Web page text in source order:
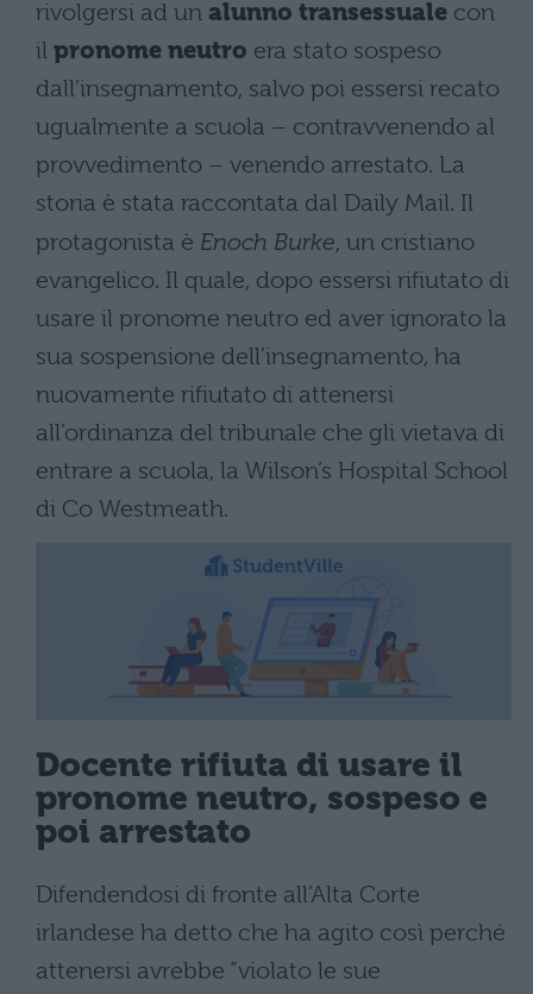
rivolgersi ad un alunno transessuale con
il pronome neutro era stato sospeso
dall’insegnamento, salvo poi essersi recato
ugualmente a scuola – contravvenendo al
provvedimento – venendo arrestato. La
storia è stata raccontata dal Daily Mail. Il
protagonista è Enoch Burke, un cristiano
evangelico. Il quale, dopo essersi rifiutato di
usare il pronome neutro ed aver ignorato la
sua sospensione dell’insegnamento, ha
nuovamente rifiutato di attenersi
all’ordinanza del tribunale che gli vietava di
entrare a scuola, la Wilson’s Hospital School
di Co Westmeath.
Docente rifiuta di usare il
pronome neutro, sospeso e
poi arrestato
Difendendosi di fronte all’Alta Corte
irlandese ha detto che ha agito così perché
attenersi avrebbe “violato le sue